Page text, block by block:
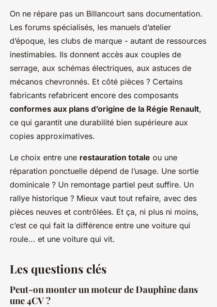
On ne répare pas un Billancourt sans documentation.
Les forums spécialisés, les manuels d’atelier
d’époque, les clubs de marque - autant de ressources
inestimables. Ils donnent accès aux couples de
serrage, aux schémas électriques, aux astuces de
mécanos chevronnés. Et côté pièces ? Certains
fabricants refabricent encore des composants
conformes aux plans d’origine de la Régie Renault,
ce qui garantit une durabilité bien supérieure aux
copies approximatives.
Le choix entre une restauration totale ou une
réparation ponctuelle dépend de l’usage. Une sortie
dominicale ? Un remontage partiel peut suffire. Un
rallye historique ? Mieux vaut tout refaire, avec des
pièces neuves et contrôlées. Et ça, ni plus ni moins,
c’est ce qui fait la différence entre une voiture qui
roule... et une voiture qui vit.
Les questions clés
Peut-on monter un moteur de Dauphine dans
une 4CV ?